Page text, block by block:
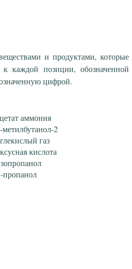
и продуктами, которые
каждой позиции, обозначенной
цифрой.
аммония
метилбутанол-2
газ
кислота
пропанол